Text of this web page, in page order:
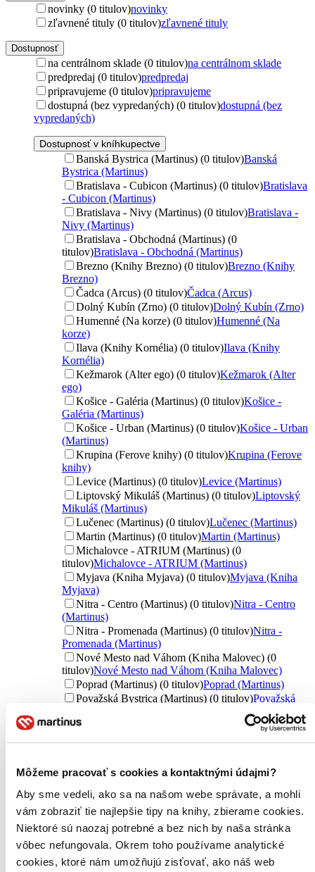
Môžeme pracovať s cookies a kontaktnými údajmi?
Aby sme vedeli, ako sa na našom webe správate, a mohli
vám zobraziť tie najlepšie tipy na knihy, zbierame cookies.
Niektoré sú naozaj potrebné a bez nich by naša stránka
vôbec nefungovala. Okrem toho používame analytické
cookies, ktoré nám umožňujú zisťovať, ako náš web
novinky (0 titulov)novinky
zľavnené tituly (0 titulov)zľavnené tituly
Dostupnosť
na centrálnom sklade (0 titulov)na centrálnom sklade
predpredaj (0 titulov)predpredaj
pripravujeme (0 titulov)pripravujeme
dostupná (bez vypredaných) (0 titulov)dostupná (bez
vypredaných)
Dostupnosť v kníhkupectve
Banská Bystrica (Martinus) (0 titulov)Banská
Bystrica (Martinus)
Bratislava - Cubicon (Martinus) (0 titulov)Bratislava
- Cubicon (Martinus)
Bratislava - Nivy (Martinus) (0 titulov)Bratislava -
Nivy (Martinus)
Bratislava - Obchodná (Martinus) (0
titulov)Bratislava - Obchodná (Martinus)
Brezno (Knihy Brezno) (0 titulov)Brezno (Knihy
Brezno)
Čadca (Arcus) (0 titulov)Čadca (Arcus)
Dolný Kubín (Zrno) (0 titulov)Dolný Kubín (Zrno)
Humenné (Na korze) (0 titulov)Humenné (Na
korze)
Ilava (Knihy Kornélia) (0 titulov)Ilava (Knihy
Kornélia)
Kežmarok (Alter ego) (0 titulov)Kežmarok (Alter
ego)
Košice - Galéria (Martinus) (0 titulov)Košice -
Galéria (Martinus)
Košice - Urban (Martinus) (0 titulov)Košice - Urban
(Martinus)
Krupina (Ferove knihy) (0 titulov)Krupina (Ferove
knihy)
Levice (Martinus) (0 titulov)Levice (Martinus)
Liptovský Mikuláš (Martinus) (0 titulov)Liptovský
Mikuláš (Martinus)
Lučenec (Martinus) (0 titulov)Lučenec (Martinus)
Martin (Martinus) (0 titulov)Martin (Martinus)
Michalovce - ATRIUM (Martinus) (0
titulov)Michalovce - ATRIUM (Martinus)
Myjava (Kniha Myjava) (0 titulov)Myjava (Kniha
Myjava)
Nitra - Centro (Martinus) (0 titulov)Nitra - Centro
(Martinus)
Nitra - Promenada (Martinus) (0 titulov)Nitra -
Promenada (Martinus)
Nové Mesto nad Váhom (Kniha Malovec) (0
titulov)Nové Mesto nad Váhom (Kniha Malovec)
Poprad (Martinus) (0 titulov)Poprad (Martinus)
Považská Bystrica (Martinus) (0 titulov)Považská
Prešov (Martinus) (0 titulov)
Prešov (Martinus)
Trnava (Martinus) (0 titulov) Trnava (Martinus)
Turzovka (Kniha Turzovka) (0 titulov)
Turzovka
(Kniha Turzovka)
Zvolen (Martinus) (0 titulov)Zvolen (Martinus)
Žilina (Martinus) (0 titulov) Žilina (Martinus)
Ďalšie možnosti
Nové / čítané